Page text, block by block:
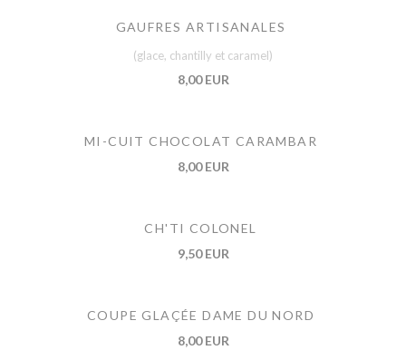
GAUFRES ARTISANALES
(glace, chantilly et caramel)
8,00 EUR
MI-CUIT CHOCOLAT CARAMBAR
8,00 EUR
CH'TI COLONEL
9,50 EUR
COUPE GLAÇÉE DAME DU NORD
8,00 EUR